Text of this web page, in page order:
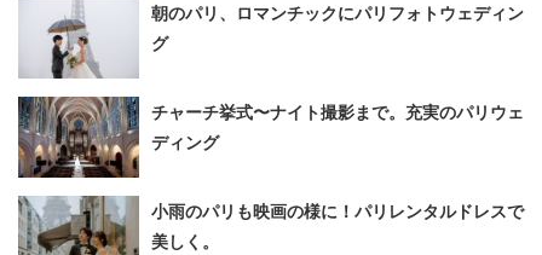
朝のパリ、ロマンチックにパリフォトウェディン
グ
チャーチ挙式〜ナイト撮影まで。充実のパリウェ
ディング
小雨のパリも映画の様に！パリレンタルドレスで
美しく。